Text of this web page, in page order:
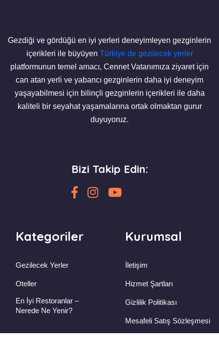
Gezdiği ve gördüğü en iyi yerleri deneyimleyen gezginlerin
içerikleri ile büyüyen Türkiye de gezilecek yerler
platformunun temel amacı, Cennet Vatanımıza ziyaret için
can atan yerli ve yabancı gezginlerin daha iyi deneyim
yaşayabilmesi için bilinçli gezginlerin içerikleri ile daha
kaliteli bir seyahat yaşamalarına ortak olmaktan gurur
duyuyoruz.
Bizi Takip Edin:
Kategoriler
Gezilecek Yerler
Oteller
En İyi Restoranlar –
Nerede Ne Yenir?
Kurumsal
İletişim
Hizmet Şartları
Gizlilik Politikası
Mesafeli Satış Sözleşmesi